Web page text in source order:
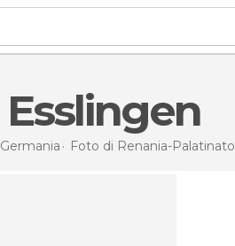
Germania Foto di Renania-Palatinato